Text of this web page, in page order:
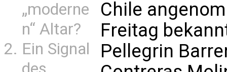
„moderne
n“ Altar?
Ein Signal
Chile
Freitag
Pellegrin